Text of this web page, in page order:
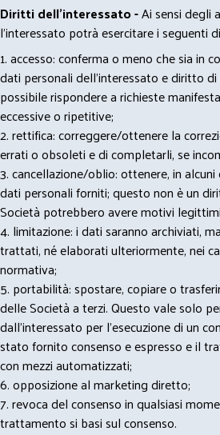
Diritti dell’interessato -Ai sensi degli
l’interessato potrà esercitare i seguenti
1. accesso: conferma o meno che sia in
dati personali dell’interessato e diritto
possibile rispondere a richieste
eccessive o ripetitive;
2. rettifica: correggere/ottenere la
errati o obsoleti e di completarli, se
3. cancellazione/oblio: ottenere, in alcuni
dati personali forniti; questo non è un
Società potrebbero avere motivi
4. limitazione: i dati saranno archiviati,
trattati, né elaborati ulteriormente, nei
normativa;
5. portabilità: spostare, copiare o
delle Società a terzi. Questo vale solo
dall’interessato per l’esecuzione di un
stato fornito consenso e espresso e il
con mezzi automatizzati;
6. opposizione al marketing diretto;
7. revoca del consenso in qualsiasi
trattamento si basi sul consenso.